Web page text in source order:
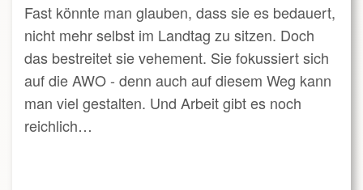
Fast könnte man glauben, dass sie es bedauert,
nicht mehr selbst im Landtag zu sitzen. Doch
das bestreitet sie vehement. Sie fokussiert sich
auf die AWO - denn auch auf diesem Weg kann
man viel gestalten. Und Arbeit gibt es noch
reichlich…